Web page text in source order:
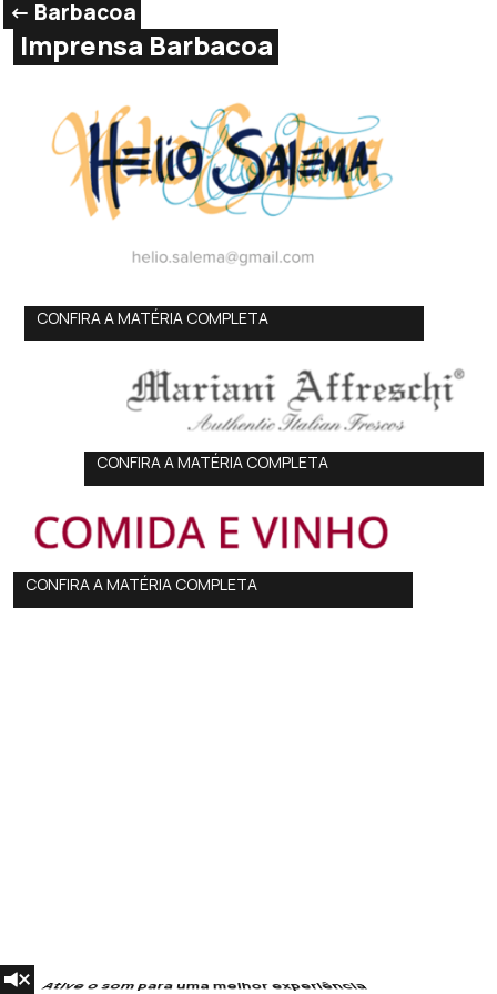
<- Barbacoa
Imprensa Barbacoa
CONFIRA A MATÉRIA COMPLETA
CONFIRA A MATÉRIA COMPLETA
CONFIRA A MATÉRIA COMPLETA
Ative o som para uma melhor experiência